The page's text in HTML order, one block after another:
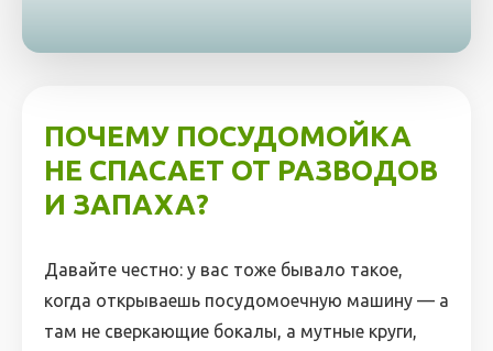
ПОЧЕМУ ПОСУДОМОЙКА
НЕ СПАСАЕТ ОТ РАЗВОДОВ
И ЗАПАХА?
Давайте честно: у вас тоже бывало такое,
когда открываешь посудомоечную машину — а
там не сверкающие бокалы, а мутные круги,